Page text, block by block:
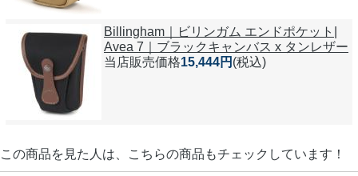
Billingham｜ビリンガム エンドポケット|
Avea 7｜ブラックキャンバス x タンレザー
当店販売価格15,444円 (税込)
この商品を見た人は、こちらの商品もチェックしています！